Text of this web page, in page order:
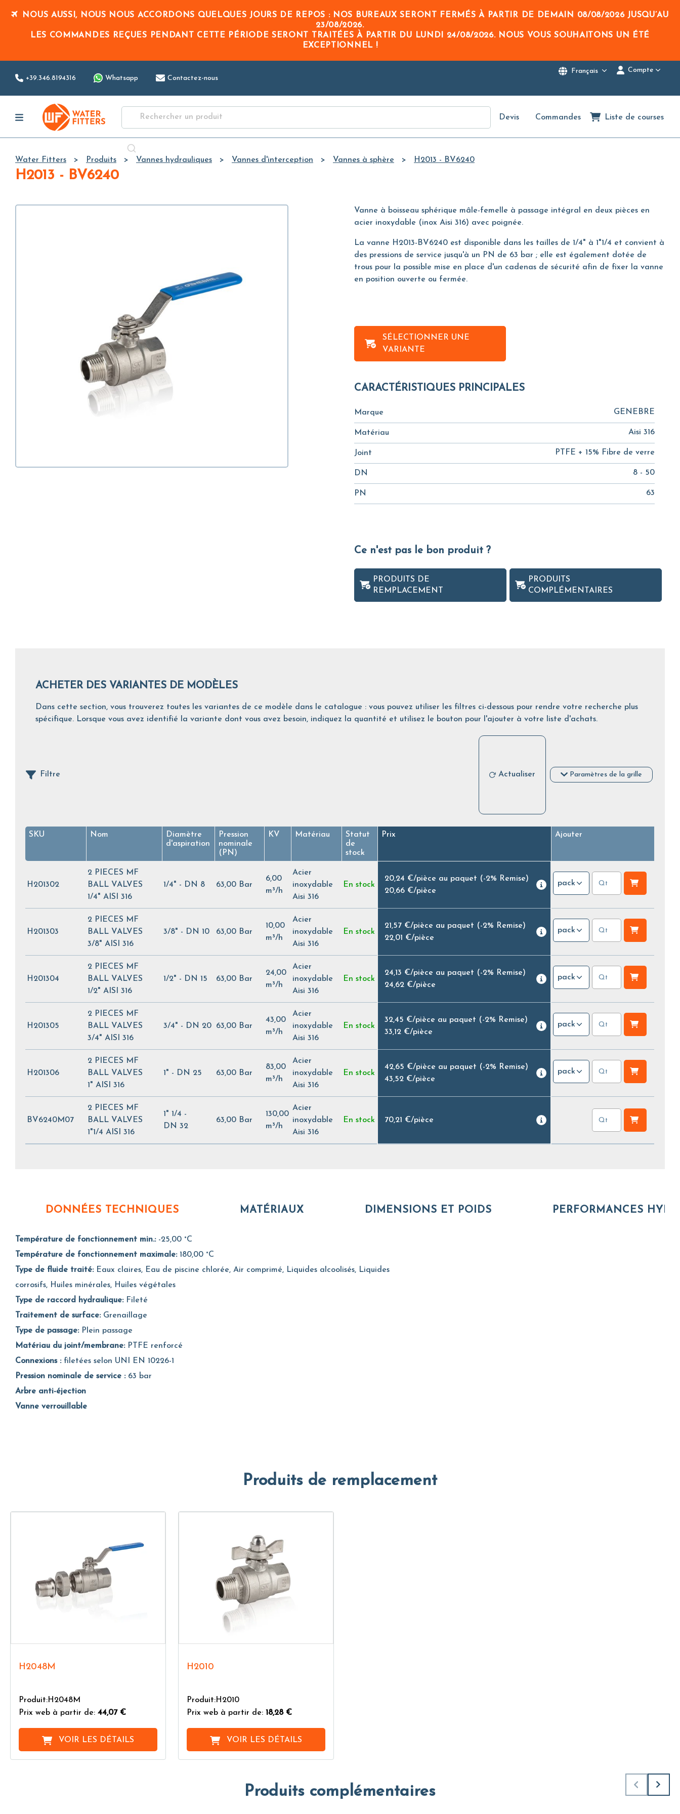
Main
Content
NOUS AUSSI, NOUS NOUS ACCORDONS QUELQUES JOURS DE REPOS : NOS BUREAUX SERONT FERMÉS À PARTIR DE DEMAIN 08/08/2026JUSQU’AU
23/08/2026.
LES COMMANDES REÇUES PENDANT CETTE PÉRIODE SERONT TRAITÉES À PARTIR DU LUNDI 24/08/2026. NOUS VOUS SOUHAITONS UN ÉTÉ
EXCEPTIONNEL !
+39.346.8194316 Whatsapp Contactez-nous
Français Compte
Devis Commandes Liste de courses
Water Fitters Produits Vannes hydrauliques Vannes d'interception Vannes à sphère H2013 - BV6240
H2013 - BV6240
Vanne à boisseau sphérique mâle-femelle à passage intégral en deux pièces en
acier inoxydable (inox Aisi 316) avec poignée.
La vanne H2013-BV6240 est disponible dans les tailles de 1/4" à 1"1/4 et convient à
des pressions de service jusqu'à un PN de 63 bar ; elle est également dotée de
trous pour la possible mise en place d'un cadenas de sécurité afin de fixer la vanne
en position ouverte ou fermée.
SÉLECTIONNER UNE
VARIANTE
CARACTÉRISTIQUES PRINCIPALES
Marque GENEBRE
Matériau Aisi 316
Joint PTFE + 15% Fibre de verre
DN 8 - 50
PN 63
Ce n'est pas le bon produit ?
PRODUITS DE
REMPLACEMENT
PRODUITS
COMPLÉMENTAIRES
ACHETER DES VARIANTES DE MODÈLES
Dans cette section, vous trouverez toutes les variantes de ce modèle dans le catalogue : vous pouvez utiliser les filtres ci-dessous pour rendre votre recherche plus
spécifique. Lorsque vous avez identifié la variante dont vous avez besoin, indiquez la quantité et utilisez le bouton pour l'ajouter à votre liste d'achats.
Filtre Actualiser Paramètres de la grille
SKU Nom
Diamètre
d'aspiration
Pression
nominale
(PN)
KV Matériau
Statut
de
stock
Prix Ajouter
H201302
2 PIECES MF
BALL VALVES
1/4" AISI 316
1/4" - DN 8 63,00 Bar
6,00
m³/h
Acier
inoxydable
Aisi 316
En stock
20,24 €/pièce au paquet (-2% Remise)
20,66 €/pièce
pack
H201303
2 PIECES MF
BALL VALVES
3/8" AISI 316
3/8" - DN 10 63,00 Bar
10,00
m³/h
Acier
inoxydable
Aisi 316
En stock
21,57 €/pièce au paquet (-2% Remise)
22,01 €/pièce
pack
H201304
2 PIECES MF
BALL VALVES
1/2" AISI 316
1/2" - DN 15 63,00 Bar
24,00
m³/h
Acier
inoxydable
Aisi 316
En stock
24,13 €/pièce au paquet (-2% Remise)
24,62 €/pièce
pack
H201305
2 PIECES MF
BALL VALVES
3/4" AISI 316
3/4" - DN 20 63,00 Bar
43,00
m³/h
Acier
inoxydable
Aisi 316
En stock
32,45 €/pièce au paquet (-2% Remise)
33,12 €/pièce
pack
H201306
2 PIECES MF
BALL VALVES
1" AISI 316
1" - DN 25 63,00 Bar
83,00
m³/h
Acier
inoxydable
Aisi 316
En stock
42,65 €/pièce au paquet (-2% Remise)
43,52 €/pièce
pack
BV6240M07
2 PIECES MF
BALL VALVES
1"1/4 AISI 316
1" 1/4 -
DN 32
63,00 Bar
130,00
m³/h
Acier
inoxydable
Aisi 316
En stock 70,21 €/pièce
DONNÉES TECHNIQUES MATÉRIAUX DIMENSIONS ET POIDS PERFORMANCES
Température de fonctionnement min.: -25,00 °C
Température de fonctionnement maximale: 180,00 °C
Type de fluide traité: Eaux claires, Eau de piscine chlorée, Air comprimé, Liquides alcoolisés, Liquides
corrosifs, Huiles minérales, Huiles végétales
Type de raccord hydraulique: Fileté
Traitement de surface: Grenaillage
Type de passage: Plein passage
Matériau du joint/membrane: PTFE renforcé
Connexions : filetées selon UNI EN 10226-1
Pression nominale de service : 63 bar
Arbre anti-éjection
Vanne verrouillable
Produits de remplacement
H2048M
Produit:H2048M
Prix web à partir de: 44,07 €
VOIR LES DÉTAILS
H2010
Produit:H2010
Prix web à partir de: 18,28 €
VOIR LES DÉTAILS
Produits complémentaires